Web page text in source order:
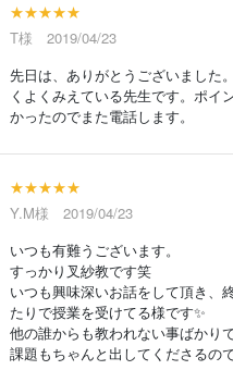
★★★★★
T様 2019/04/23
先日は、ありがとうございました
くよくみえている先生です。ポイ
かったのでまた電話します。
★★★★★
Y.M様 2019/04/23
いつも有難うございます。
すっかり叉紗教です笑
いつも興味深いお話をして頂き、
たりで授業を受けてる様です✨
他の誰からも教われない事ばかり
課題もちゃんと出してくださるの